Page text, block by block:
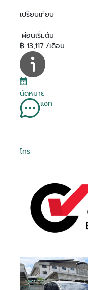
เปรียบเทียบ
ผ่อนเริ่มต้น
฿ 13,117 /เดือน
นัดหมาย
แชท
โทร